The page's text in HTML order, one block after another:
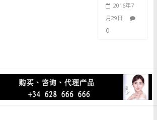
2016年7
月29日
0